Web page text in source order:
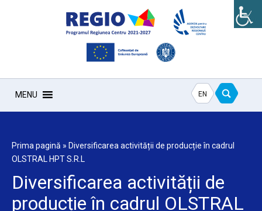
MENU EN
Prima pagină » Diversificarea activității de producție în cadrul
OLSTRAL HPT S.R.L
Diversificarea activității de
producție în cadrul OLSTRAL